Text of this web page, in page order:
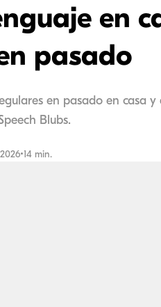
en
pasado
en pasado en casa
Blubs.
•14 min.